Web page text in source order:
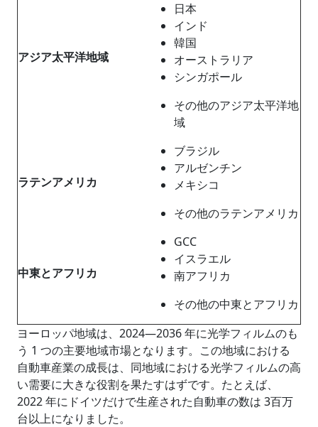
アジア太平洋地域
日本
インド
韓国
オーストラリア
シンガポール
その他のアジア太平洋地
域
ラテンアメリカ
ブラジル
アルゼンチン
メキシコ
その他のラテンアメリカ
中東とアフリカ
GCC
イスラエル
南アフリカ
その他の中東とアフリカ
ヨーロッパ地域は、2024―2036 年に光学フィルムのも
う 1 つの主要地域市場となります。この地域における
自動車産業の成長は、同地域における光学フィルムの高
い需要に大きな役割を果たすはずです。たとえば、
2022 年にドイツだけで生産された自動車の数は 3百万
台以上になりました。